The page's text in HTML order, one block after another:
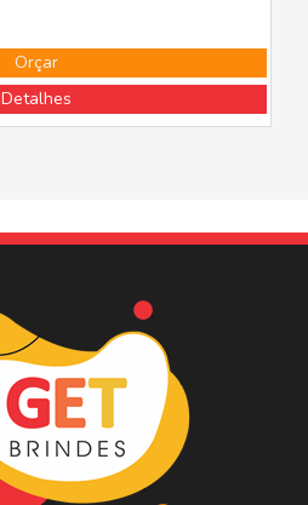
Orçar
Detalhes